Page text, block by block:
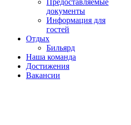
Предоставляемые
документы
Информация для
гостей
Отдых
Бильярд
Наша команда
Достижения
Вакансии